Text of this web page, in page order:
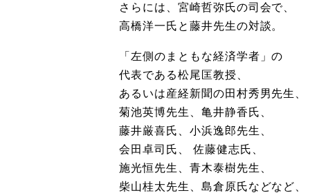
さらには、宮崎哲弥氏の司会で、
高橋洋一氏と藤井先生の対談。
「左側のまともな経済学者」の
代表である松尾匡教授、
あるいは産経新聞の田村秀男先生、
菊池英博先生、亀井静香氏、
藤井厳喜氏、小浜逸郎先生、
会田卓司氏、 佐藤健志氏、
施光恒先生、青木泰樹先生、
柴山桂太先生、島倉原氏などなど、